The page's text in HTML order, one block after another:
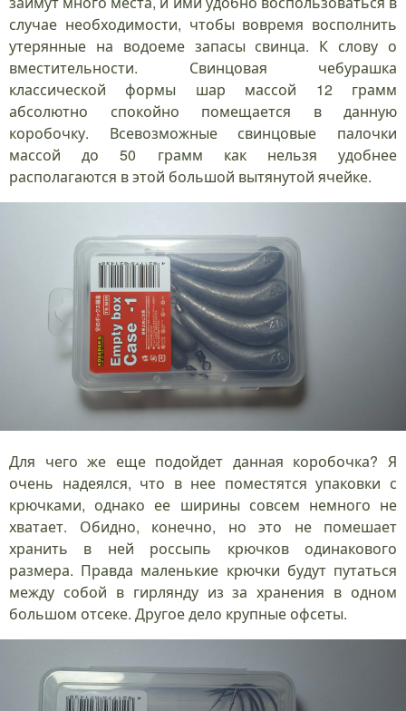
случае необходимости, чтобы вовремя восполнить
утерянные на водоеме запасы свинца. К слову о
вместительности. Свинцовая чебурашка
классической формы шар массой 12 грамм
абсолютно спокойно помещается в данную
коробочку. Всевозможные свинцовые палочки
массой до 50 грамм как нельзя удобнее
располагаются в этой большой вытянутой ячейке.
Для чего же еще подойдет данная коробочка? Я
очень надеялся, что в нее поместятся упаковки с
крючками, однако ее ширины совсем немного не
хватает. Обидно, конечно, но это не помешает
хранить в ней россыпь крючков одинакового
размера. Правда маленькие крючки будут путаться
между собой в гирлянду из за хранения в одном
большом отсеке. Другое дело крупные офсеты.